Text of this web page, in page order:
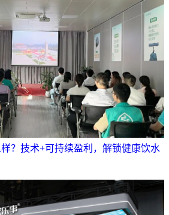
？技术+可持续盈利，解锁健康饮水